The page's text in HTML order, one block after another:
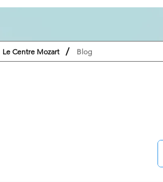
Le Centre Mozart / Blog